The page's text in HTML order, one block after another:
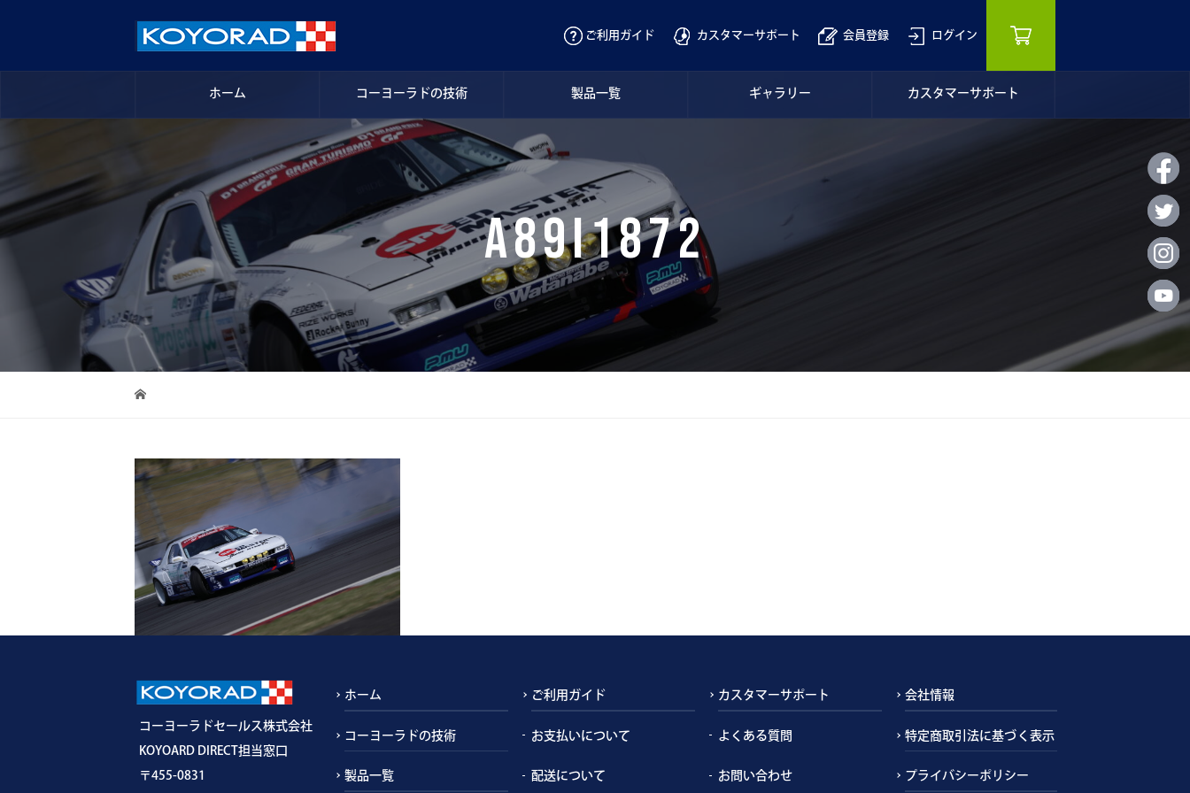
ご利用ガイド カスタマーサポート 会員登録 ログイン
ホーム コーヨーラドの技術 製品一覧 ギャラリー カスタマーサポート
A89I1872
コーヨーラドセールス株式会社
KOYOARD DIRECT担当窓口
〒455-0831
ホーム
コーヨーラドの技術
製品一覧
ご利用ガイド
お支払いについて
配送について
カスタマーサポート
よくある質問
お問い合わせ
会社情報
特定商取引法に基づく表示
プライバシーポリシー